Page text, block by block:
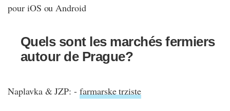
pour iOS ou Android
Quels sont les marchés fermiers
autour de Prague?
Naplavka & JZP: -farmarske trziste